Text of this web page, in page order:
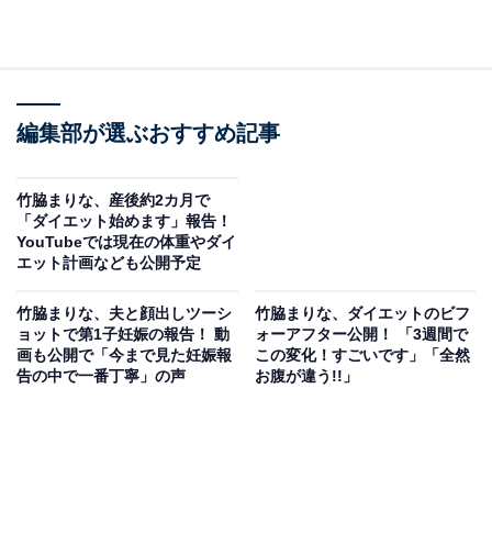
編集部が選ぶおすすめ記事
竹脇まりな、産後約2カ月で
「ダイエット始めます」報告！
YouTubeでは現在の体重やダイ
エット計画なども公開予定
竹脇まりな、夫と顔出しツーシ
ョットで第1子妊娠の報告！ 動
画も公開で「今まで見た妊娠報
告の中で一番丁寧」の声
竹脇まりな、ダイエットのビフ
ォーアフター公開！ 「3週間で
この変化！すごいです」「全然
お腹が違う!!」